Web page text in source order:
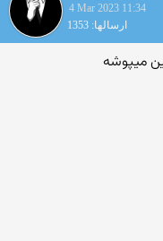
4 Mar 2023 11:34
ارسالها: 1353
میپوشه